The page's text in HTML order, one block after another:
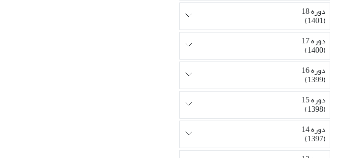
دوره 18
(1401)
دوره 17
(1400)
دوره 16
(1399)
دوره 15
(1398)
دوره 14
(1397)